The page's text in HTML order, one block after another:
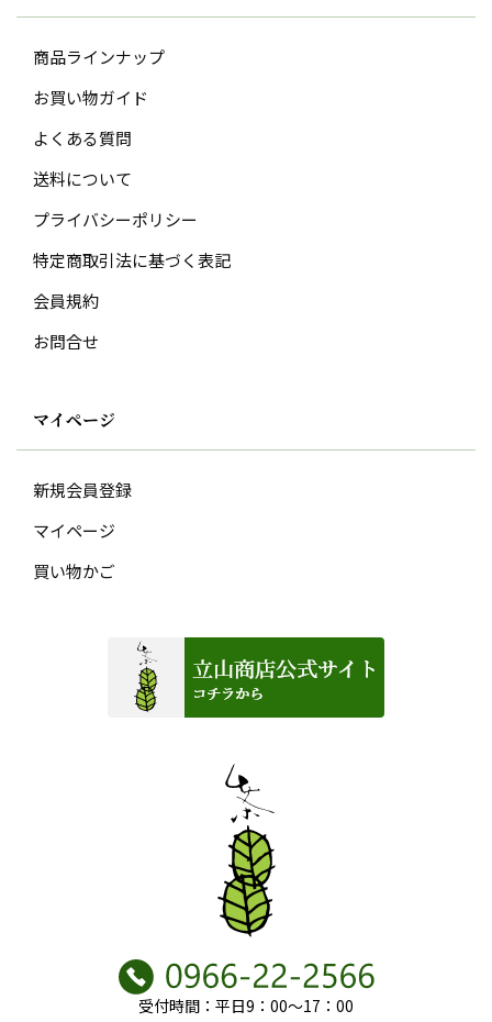
商品ラインナップ
お買い物ガイド
よくある質問
送料について
プライバシーポリシー
特定商取引法に基づく表記
会員規約
お問合せ
マイページ
新規会員登録
マイページ
買い物かご
受付時間：平日9：00～17：00